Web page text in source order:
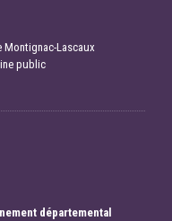
Montignac-Lascaux
public
départemental